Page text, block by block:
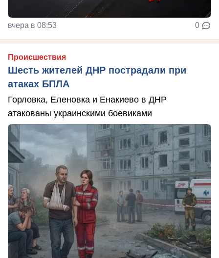
вчера в 08:53 0
Происшествия
Шесть жителей ДНР пострадали при
атаках БПЛА
Горловка, Еленовка и Енакиево в ДНР
атакованы украинскими боевиками